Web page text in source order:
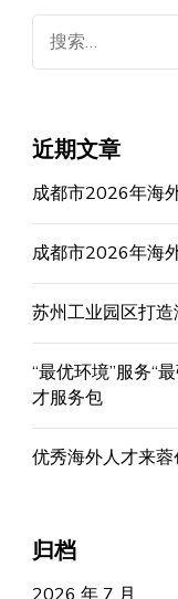
索：
近期文章
成都市2026年海
成都市2026年海
苏州工业园区打
“最优环境”服务“
才服务包
优秀海外人才来
归档